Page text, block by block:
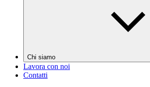
Chi siamo
Lavora con noi
Contatti